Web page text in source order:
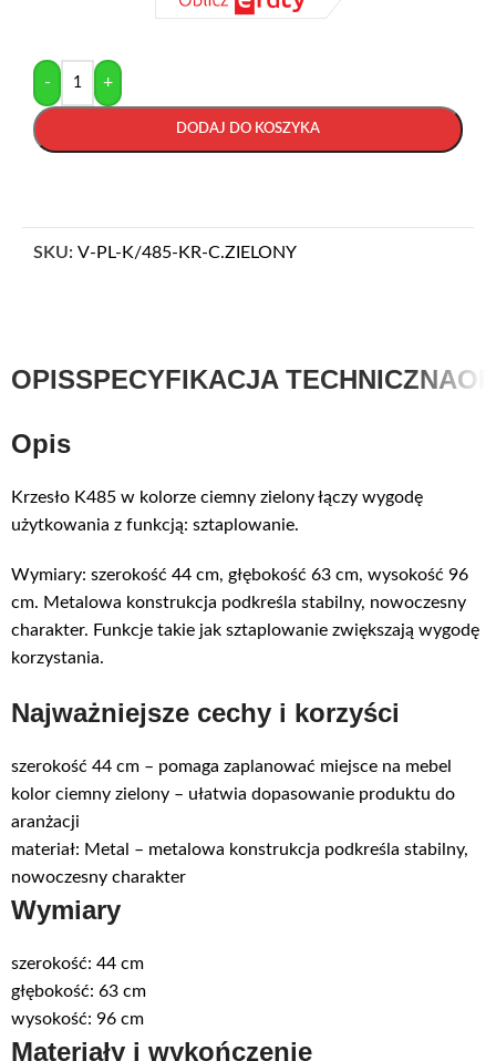
- +
DODAJ DO KOSZYKA
SKU: V-PL-K/485-KR-C.ZIELONY
OPISSPECYFIKACJA TECHNICZNA
Opis
Krzesło K485 w kolorze ciemny zielony łączy wygodę
użytkowania z funkcją: sztaplowanie.
Wymiary: szerokość 44 cm, głębokość 63 cm, wysokość 96
cm. Metalowa konstrukcja podkreśla stabilny, nowoczesny
charakter. Funkcje takie jak sztaplowanie zwiększają wygodę
korzystania.
Najważniejsze cechy i korzyści
szerokość 44 cm – pomaga zaplanować miejsce na mebel
kolor ciemny zielony – ułatwia dopasowanie produktu do
aranżacji
materiał: Metal – metalowa konstrukcja podkreśla stabilny,
nowoczesny charakter
Wymiary
szerokość: 44 cm
głębokość: 63 cm
wysokość: 96 cm
Materiały i wykończenie